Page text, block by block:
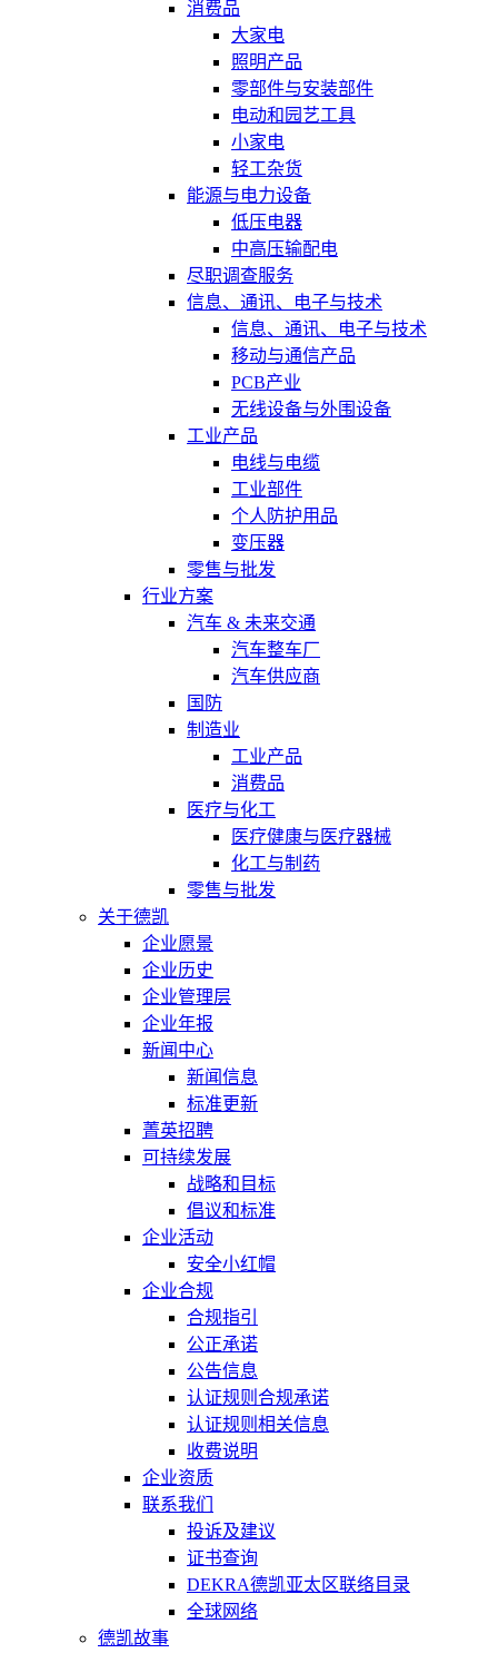
消费品
大家电
照明产品
零部件与安装部件
电动和园艺工具
小家电
轻工杂货
能源与电力设备
低压电器
中高压输配电
尽职调查服务
信息、通讯、电子与技术
信息、通讯、电子与技术
移动与通信产品
PCB产业
无线设备与外围设备
工业产品
电线与电缆
工业部件
个人防护用品
变压器
零售与批发
行业方案
汽车 & 未来交通
汽车整车厂
汽车供应商
国防
制造业
工业产品
消费品
医疗与化工
医疗健康与医疗器械
化工与制药
零售与批发
关于德凯
企业愿景
企业历史
企业管理层
企业年报
新闻中心
新闻信息
标准更新
菁英招聘
可持续发展
战略和目标
倡议和标准
企业活动
安全小红帽
企业合规
合规指引
公正承诺
公告信息
认证规则合规承诺
认证规则相关信息
收费说明
企业资质
联系我们
投诉及建议
证书查询
DEKRA德凯亚太区联络目录
全球网络
德凯故事